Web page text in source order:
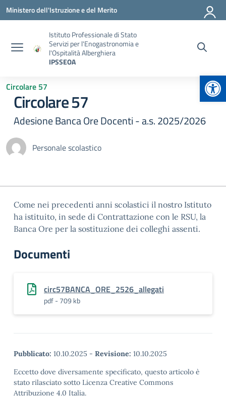
Vai ai contenuti
Vai al menu di navigazione
Vai al footer
Ministero dell'Istruzione e del Merito
Istituto Professionale di Stato
Servizi per l'Enogastronomia e
l'Ospitalità Alberghiera
IPSSEOA
Circolare 57
Circolare 57
Adesione Banca Ore Docenti - a.s. 2025/2026
Personale scolastico
Come nei precedenti anni scolastici il nostro Istituto
ha istituito, in sede di Contrattazione con le RSU, la
Banca Ore per la sostituzione dei colleghi assenti.
Documenti
circ57BANCA_ORE_2526_allegati
pdf - 709 kb
Pubblicato: 10.10.2025 - Revisione: 10.10.2025
Eccetto dove diversamente specificato, questo articolo è
stato rilasciato sotto Licenza Creative Commons
Attribuzione 4.0 Italia.